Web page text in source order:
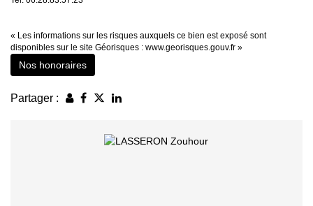
« Les informations sur les risques auxquels ce bien est exposé sont
disponibles sur le site Géorisques : www.georisques.gouv.fr »
Nos honoraires
Partager :